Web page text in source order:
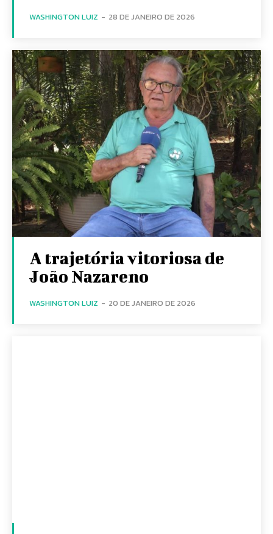
WASHINGTON LUIZ - 28 DE JANEIRO DE 2026
A trajetória vitoriosa de
João Nazareno
WASHINGTON LUIZ - 20 DE JANEIRO DE 2026